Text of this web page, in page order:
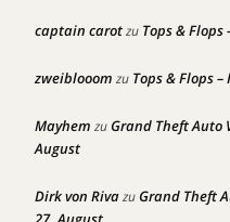
captain carotzu Tops & Flops
zweiblooom zu Tops & Flops
Mayhem zuGrand Theft Auto
August
Dirk von RivazuGrand Theft